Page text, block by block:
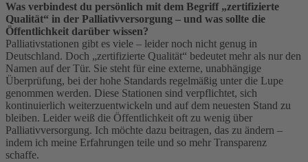
Was verbindest du persönlich mit dem Begriff „zertifizierte
Qualität“ in der Palliativversorgung – und was sollte die
Öffentlichkeit darüber wissen?
Palliativstationen gibt es viele – leider noch nicht genug in
Deutschland. Doch „zertifizierte Qualität“ bedeutet mehr als nur den
Namen auf der Tür. Sie steht für eine externe, unabhängige
Überprüfung, bei der hohe Standards regelmäßig unter die Lupe
genommen werden. Diese Stationen sind verpflichtet, sich
kontinuierlich weiterzuentwickeln und auf dem neuesten Stand zu
bleiben. Leider weiß die Öffentlichkeit oft zu wenig über
Palliativversorgung. Ich möchte dazu beitragen, das zu ändern –
indem ich meine Erfahrungen teile und so mehr Transparenz
schaffe.